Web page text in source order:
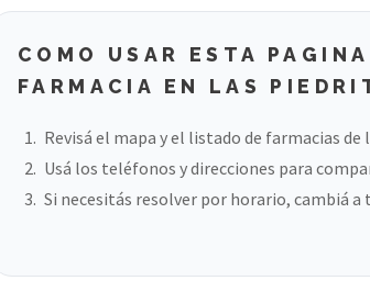
COMO USAR ESTA
FARMACIA EN LAS
Revisá el mapa y el listado de farmacias de
Usá los teléfonos y direcciones para
Si necesitás resolver por horario, cambiá a